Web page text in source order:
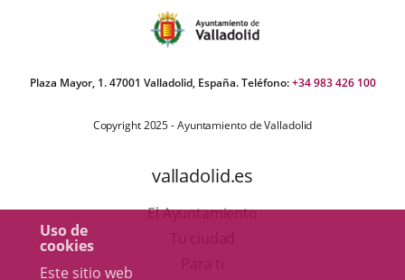
Uso de
cookies
Este sitio web
Plaza Mayor, 1. 47001 Valladolid, España. Teléfono:+34 983 426 100
Copyright 2025 - Ayuntamiento de Valladolid
valladolid.es
El Ayuntamiento